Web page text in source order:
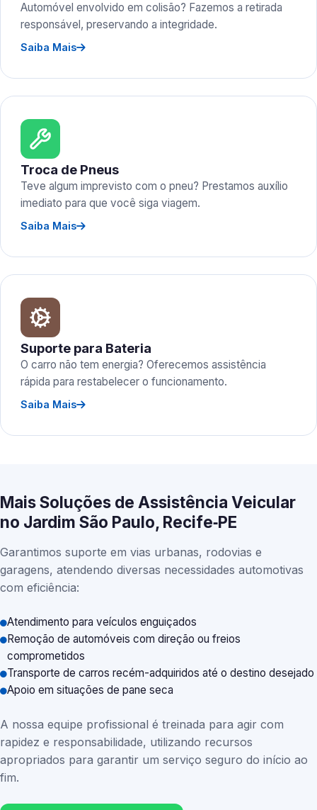
Automóvel envolvido em colisão? Fazemos a retirada
responsável, preservando a integridade.
Saiba Mais
Troca de Pneus
Teve algum imprevisto com o pneu? Prestamos auxílio
imediato para que você siga viagem.
Saiba Mais
Suporte para Bateria
O carro não tem energia? Oferecemos assistência
rápida para restabelecer o funcionamento.
Saiba Mais
Mais Soluções de Assistência Veicular
no Jardim São Paulo, Recife‑PE
Garantimos suporte em vias urbanas, rodovias e
garagens, atendendo diversas necessidades automotivas
com eficiência:
Atendimento para veículos enguiçados
Remoção de automóveis com direção ou freios
comprometidos
Transporte de carros recém-adquiridos até o destino desejado
Apoio em situações de pane seca
A nossa equipe profissional é treinada para agir com
rapidez e responsabilidade, utilizando recursos
apropriados para garantir um serviço seguro do início ao
fim.